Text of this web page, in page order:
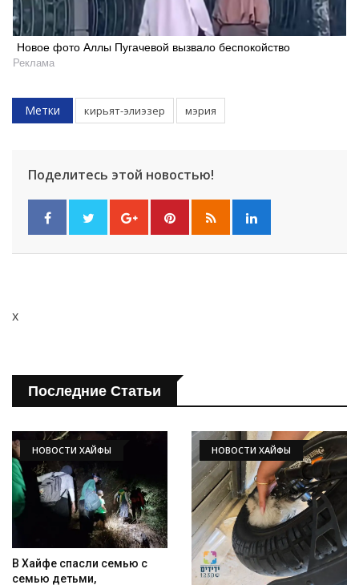
Новое фото Аллы Пугачевой вызвало беспокойство
Реклама
Метки кирьят-элиэзер мэрия
Поделитесь этой новостью!
x
Последние Статьи
НОВОСТИ ХАЙФЫ
В Хайфе спасли семью с
семью детьми,
НОВОСТИ ХАЙФЫ